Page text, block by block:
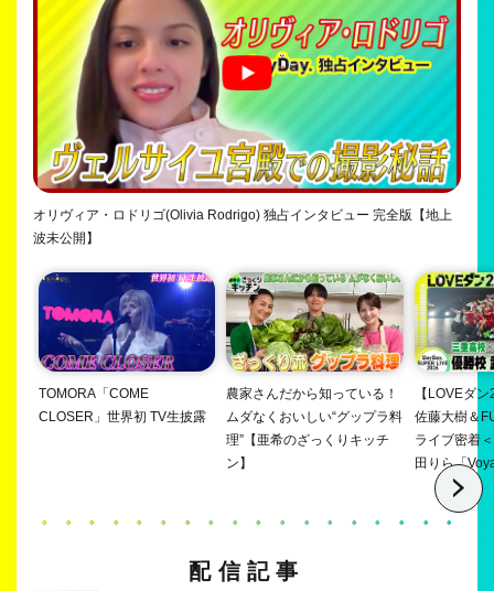
オリヴィア・ロドリゴ(Olivia Rodrigo) 独占インタビュー 完全版【地上
波未公開】
TOMORA「COME
CLOSER」世界初 TV生披露
農家さんだから知っている！
ムダなくおいしい“グップラ料
理”【亜希のざっくりキッチ
ン】
【LOVEダ
佐藤大樹＆
ライブ密着
田りら「
・・・・・・・・・・・・・・・・・・
配信記事